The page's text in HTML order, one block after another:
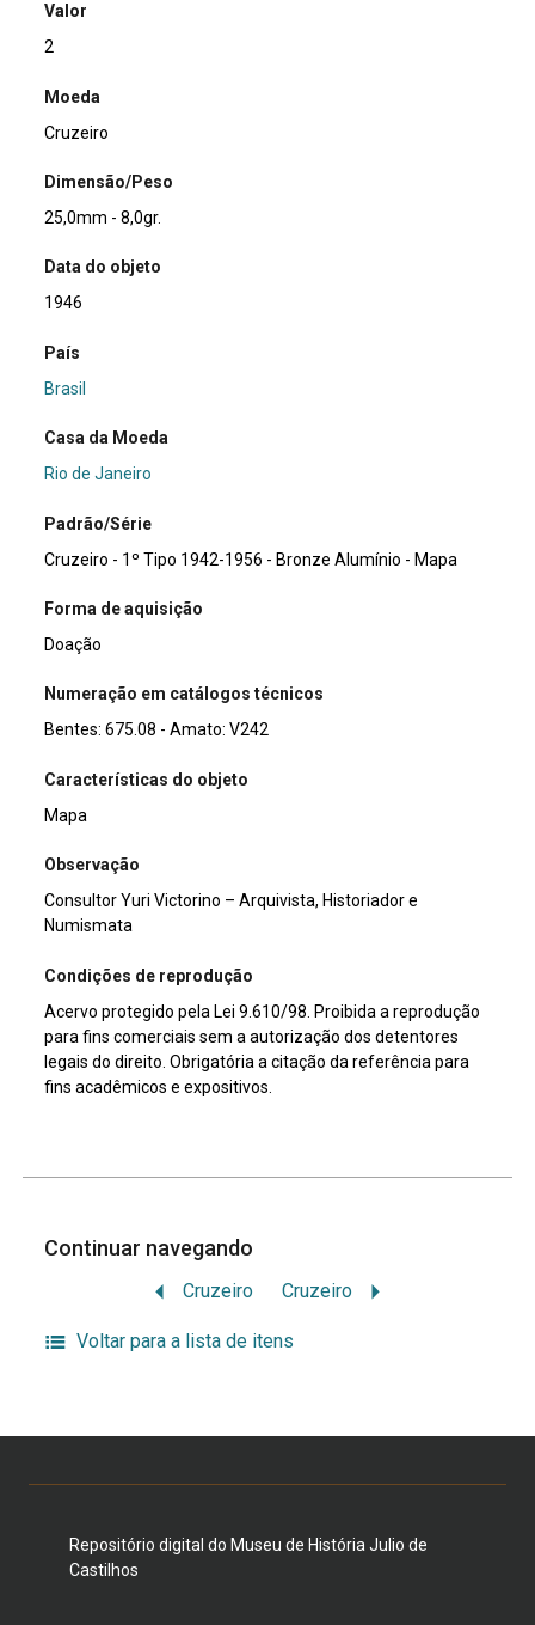
Valor
2
Moeda
Cruzeiro
Dimensão/Peso
25,0mm - 8,0gr.
Data do objeto
1946
País
Brasil
Casa da Moeda
Rio de Janeiro
Padrão/Série
Cruzeiro - 1º Tipo 1942-1956 - Bronze Alumínio - Mapa
Forma de aquisição
Doação
Numeração em catálogos técnicos
Bentes: 675.08 - Amato: V242
Características do objeto
Mapa
Observação
Consultor Yuri Victorino – Arquivista, Historiador e
Numismata
Condições de reprodução
Acervo protegido pela Lei 9.610/98. Proibida a reprodução
para fins comerciais sem a autorização dos detentores
legais do direito. Obrigatória a citação da referência para
fins acadêmicos e expositivos.
Continuar navegando
Cruzeiro Cruzeiro
Voltar para a lista de itens
Repositório digital do Museu de História Julio de
Castilhos